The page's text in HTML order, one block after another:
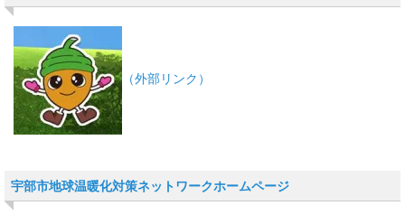
（外部リンク）
宇部市地球温暖化対策ネットワークホームページ